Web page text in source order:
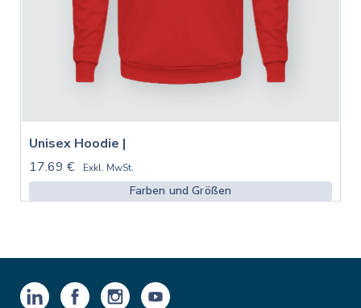
Unisex Hoodie |
17.69 €
Exkl. MwSt.
Farben und Größen